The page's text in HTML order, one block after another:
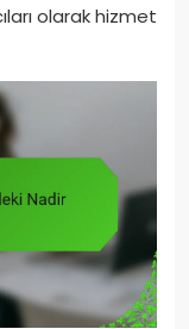
olarak hizmet